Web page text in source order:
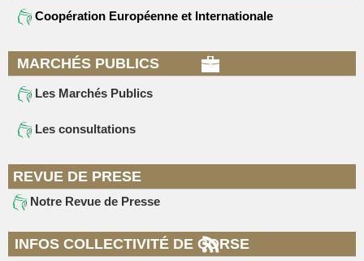
Coopération Européenne et Internationale
MARCHÉS PUBLICS
Les Marchés Publics
Les consultations
REVUE DE PRESE
Notre Revue de Presse
INFOS COLLECTIVITÉ DE CORSE